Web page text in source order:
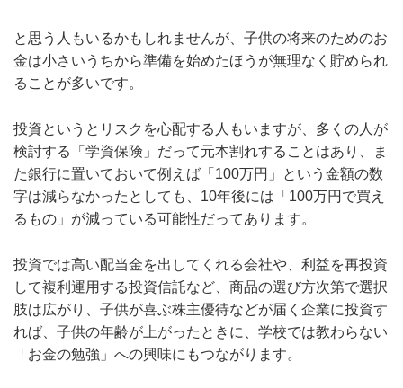
と思う人もいるかもしれませんが、子供の将来のためのお
金は小さいうちから準備を始めたほうが無理なく貯められ
ることが多いです。
投資というとリスクを心配する人もいますが、多くの人が
検討する「学資保険」だって元本割れすることはあり、ま
た銀行に置いておいて例えば「100万円」という金額の数
字は減らなかったとしても、10年後には「100万円で買え
るもの」が減っている可能性だってあります。
投資では高い配当金を出してくれる会社や、利益を再投資
して複利運用する投資信託など、商品の選び方次第で選択
肢は広がり、子供が喜ぶ株主優待などが届く企業に投資す
れば、子供の年齢が上がったときに、学校では教わらない
「お金の勉強」への興味にもつながります。